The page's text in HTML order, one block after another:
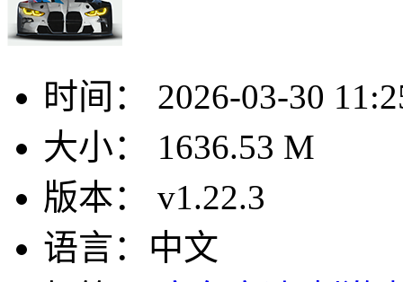
时间：
2026-03-30
大小：
1636.53 M
版本：
v1.22.3
语言： 中文